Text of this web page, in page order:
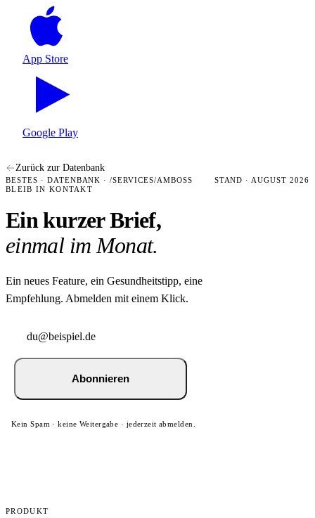
App Store
Google Play
Zurück zur Datenbank
BESTES · DATENBANK · /SERVICES/AMBOSS
STAND · AUGUST 2026
BLEIB IN KONTAKT
Ein kurzer Brief,
einmal im Monat.
Ein neues Feature, ein Gesundheitstipp, eine
Empfehlung. Abmelden mit einem Klick.
Abonnieren
Kein Spam · keine Weitergabe · jederzeit abmelden.
PRODUKT